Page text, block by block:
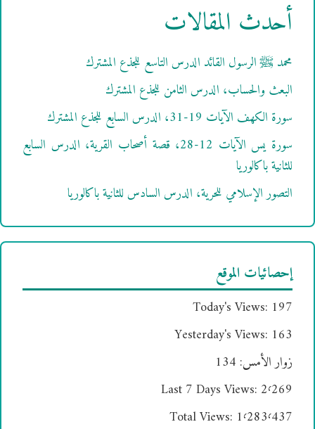
أحدث المقالات
محمد ﷺ الرسول القائد الدرس التاسع للجذع المشترك
البعث والحساب، الدرس الثامن للجذع المشترك
سورة الكهف الآيات 19-31، الدرس السابع للجذع المشترك
سورة يس الآيات 12-28، قصة أصحاب القرية، الدرس السابع
للثانية باكالوريا
التصور الإسلامي للحرية، الدرس السادس للثانية باكالوريا
إحصائيات الموقع
Today's Views: 197
Yesterday's Views: 163
زوار الأمس: 134
Last 7 Days Views: 2٬269
Total Views: 1٬283٬437